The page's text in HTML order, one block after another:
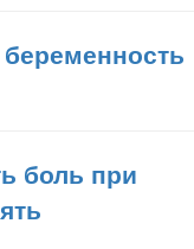
боль при